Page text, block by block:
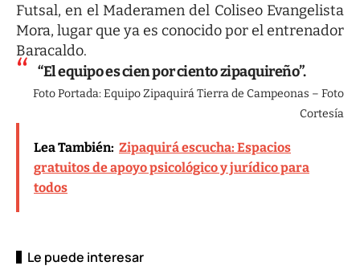
Futsal, en el Maderamen del Coliseo Evangelista
Mora, lugar que ya es conocido por el entrenador
Baracaldo.
“El equipo es cien por ciento zipaquireño”.
Foto Portada: Equipo Zipaquirá Tierra de Campeonas – Foto
Cortesía
Lea También: Zipaquirá escucha: Espacios
gratuitos de apoyo psicológico y jurídico para
todos
Le puede interesar